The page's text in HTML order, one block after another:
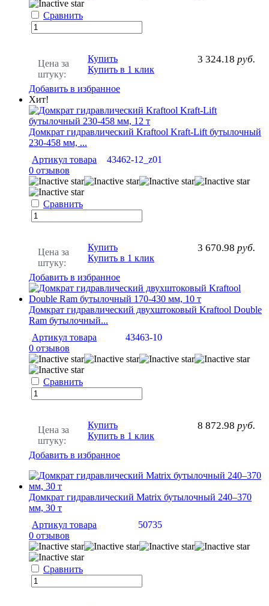
Сравнить
Цена за
штуку:
3 324.18 руб.
Купить
Купить в 1 клик
Добавить в избранное
Хит!
Домкрат гидравлический Kraftool Kraft-Lift бутылочный
230-458 мм, ...
Артикул товара
43462-12_z01
0 отзывов
Сравнить
Цена за
штуку:
3 670.98 руб.
Купить
Купить в 1 клик
Добавить в избранное
Домкрат гидравлический двухштоковый Kraftool Double
Ram бутылочный...
Артикул товара
43463-10
0 отзывов
Сравнить
Цена за
штуку:
8 872.98 руб.
Купить
Купить в 1 клик
Добавить в избранное
Домкрат гидравлический Matrix бутылочный 240–370
мм, 30 т
Артикул товара
50735
0 отзывов
Сравнить